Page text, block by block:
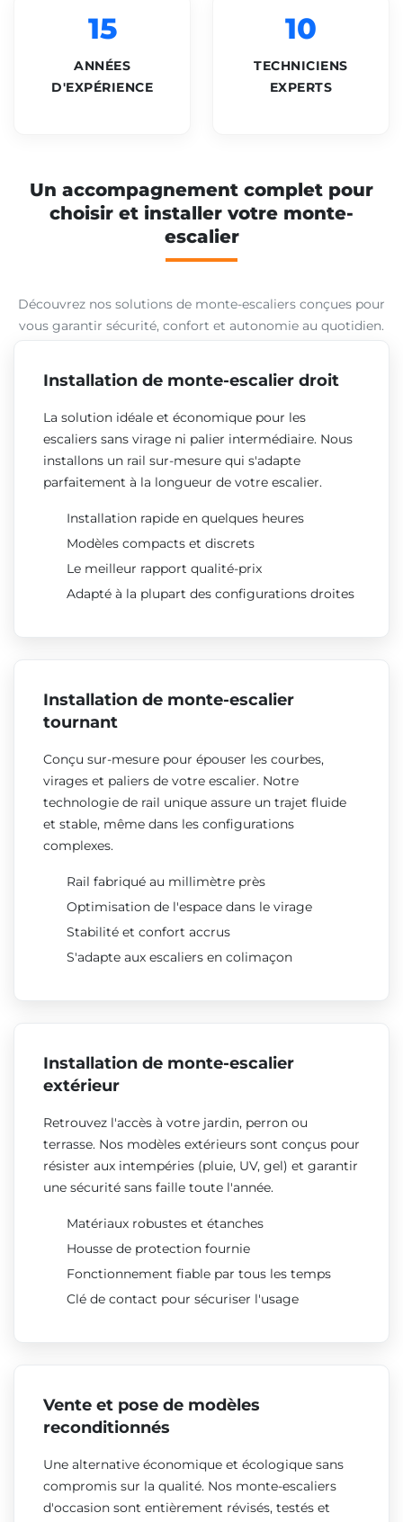
15
ANNÉES
D'EXPÉRIENCE
10
TECHNICIENS
EXPERTS
Un accompagnement complet pour
choisir et installer votre monte-
escalier
Découvrez nos solutions de monte-escaliers conçues pour
vous garantir sécurité, confort et autonomie au quotidien.
Installation de monte-escalier droit
La solution idéale et économique pour les
escaliers sans virage ni palier intermédiaire. Nous
installons un rail sur-mesure qui s'adapte
parfaitement à la longueur de votre escalier.
Installation rapide en quelques heures
Modèles compacts et discrets
Le meilleur rapport qualité-prix
Adapté à la plupart des configurations droites
Installation de monte-escalier
tournant
Conçu sur-mesure pour épouser les courbes,
virages et paliers de votre escalier. Notre
technologie de rail unique assure un trajet fluide
et stable, même dans les configurations
complexes.
Rail fabriqué au millimètre près
Optimisation de l'espace dans le virage
Stabilité et confort accrus
S'adapte aux escaliers en colimaçon
Installation de monte-escalier
extérieur
Retrouvez l'accès à votre jardin, perron ou
terrasse. Nos modèles extérieurs sont conçus pour
résister aux intempéries (pluie, UV, gel) et garantir
une sécurité sans faille toute l'année.
Matériaux robustes et étanches
Housse de protection fournie
Fonctionnement fiable par tous les temps
Clé de contact pour sécuriser l'usage
Vente et pose de modèles
reconditionnés
Une alternative économique et écologique sans
compromis sur la qualité. Nos monte-escaliers
d'occasion sont entièrement révisés, testés et